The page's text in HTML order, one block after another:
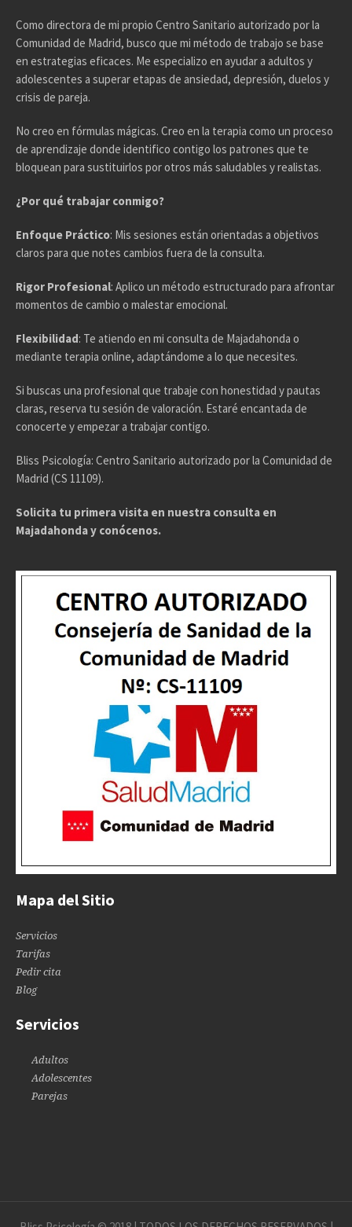
Como directora de mi propio Centro Sanitario autorizado por la
Comunidad de Madrid, busco que mi método de trabajo se base
en estrategias eficaces. Me especializo en ayudar a adultos y
adolescentes a superar etapas de ansiedad, depresión, duelos y
crisis de pareja.
No creo en fórmulas mágicas. Creo en la terapia como un proceso
de aprendizaje donde identifico contigo los patrones que te
bloquean para sustituirlos por otros más saludables y realistas.
¿Por qué trabajar conmigo?
Enfoque Práctico: Mis sesiones están orientadas a objetivos
claros para que notes cambios fuera de la consulta.
Rigor Profesional: Aplico un método estructurado para afrontar
momentos de cambio o malestar emocional.
Flexibilidad: Te atiendo en mi consulta de Majadahonda o
mediante terapia online, adaptándome a lo que necesites.
Si buscas una profesional que trabaje con honestidad y pautas
claras, reserva tu sesión de valoración. Estaré encantada de
conocerte y empezar a trabajar contigo.
Bliss Psicología: Centro Sanitario autorizado por la Comunidad de
Madrid (CS 11109).
Solicita tu primera visita en nuestra consulta en
Majadahonda y conócenos.
Mapa del Sitio
Servicios
Tarifas
Pedir cita
Blog
Servicios
Adultos
Adolescentes
Parejas